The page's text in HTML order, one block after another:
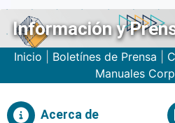
Información y
Inicio Boletínes de Prensa
Manuales
Acerca de